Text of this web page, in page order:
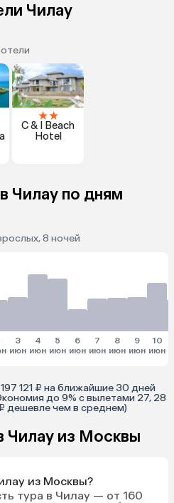
Чилау
★★
C & I Beach
Hotel
Чилау по дням
8 ночей
3
июн
4
июн
5
июн
6
июн
7
июн
8
июн
9
июн
10
июн
121 ₽ на ближайшие 30 дней
до 9% с вылетами 27, 28
дешевле чем в среднем)
Чилау из Москвы
из Москвы?
тура в Чилау — от 160